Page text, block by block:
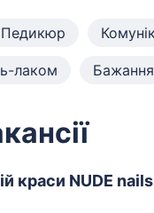
Педикюр
лаком
краси NUDE